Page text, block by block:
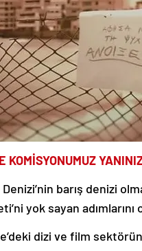
yok sayan adımlarını
film çekip bunun